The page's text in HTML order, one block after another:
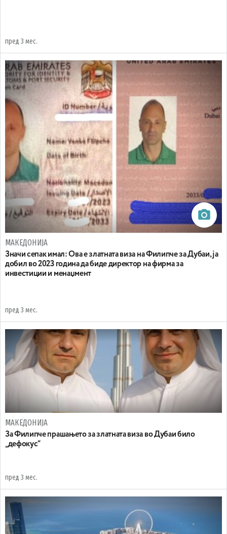
пред 3 мес.
МАКЕДОНИЈА
Значи сепак имал: Ова е златната виза на Филипче за Дубаи, ја
добил во 2023 година да биде директор на фирма за
инвестиции и менаџмент
пред 3 мес.
МАКЕДОНИЈА
За Филипче прашањето за златната виза во Дубаи билo
„дефокус“
пред 3 мес.